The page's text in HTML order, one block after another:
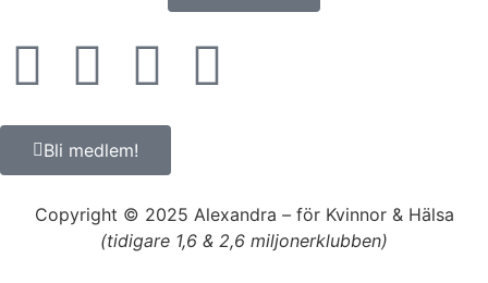
Bli medlem!
Copyright © 2025 Alexandra – för Kvinnor & Hälsa
(tidigare 1,6 & 2,6 miljonerklubben)